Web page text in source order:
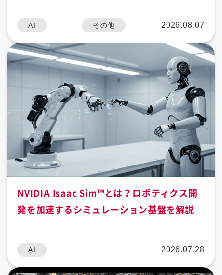
AI その他 2026.08.07
NVIDIA Isaac Sim™とは？ロボティクス開
発を加速するシミュレーション基盤を解説
AI 2026.07.28